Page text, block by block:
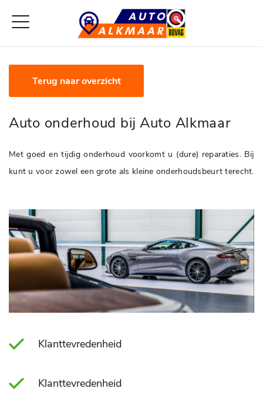
Terug naar overzicht
Auto onderhoud bij Auto Alkmaar
Met goed en tijdig onderhoud voorkomt u (dure) reparaties. Bij
kunt u voor zowel een grote als kleine onderhoudsbeurt terecht.
Klanttevredenheid
Klanttevredenheid